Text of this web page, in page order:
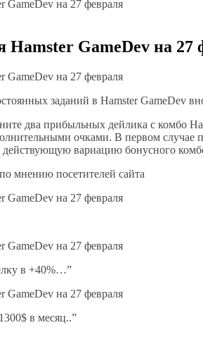
GameDev на 27
заданий в Hamster GameDev
два прибыльных дейлика с комбо
очками. В первом случае
действующую вариацию бонусного
мнению посетителей сайта
в +40%…”
в месяц..”